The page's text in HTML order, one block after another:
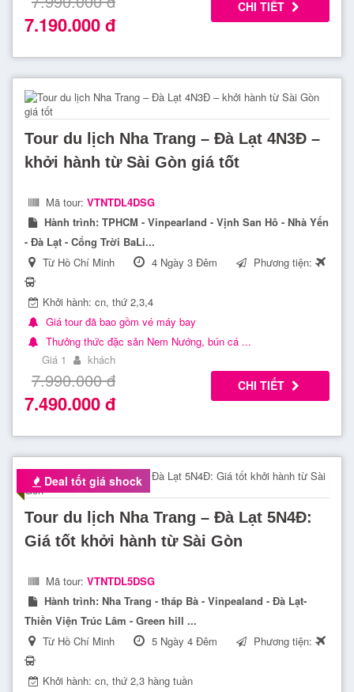
Tour Đà Lạt 3 ngày 2 đêm
– Khám phá thành phố
Tour Đà Lạt 4 ngày 3 đêm– Hành trình sâu hơn đến
những điểm check-in mới lạ như Cầu Gỗ săn mây,
Kombi Land, Đồi cỏ hồng.
Tour Đà Lạt dịp lễ Tết– Trải nghiệm mùa lễ hội
khắp nẻo đường.
Tour Đà Lạt Teambuilding – MICE – Khách đoàn
Dịch vụ tổ chức chuyên nghiệp, kết hợp khám phá,
nghỉ dưỡng và gắn kết tập thể.
7.190.000đ
CHI TIẾT
Tour du lịch Nha Trang – Đà Lạt 4N3Đ –
khởi hành từ Sài Gòn giá tốt
Mã tour: VTNTDL4DSG
Hành trình: TPHCM - Vinpearland - Vịnh San Hô - Nhà Yến
- Đà Lạt - Cổng Trời BaLi...
Từ Hồ Chí Minh
4 Ngày 3 Đêm Phương tiện:
Khởi hành: cn, thứ 2,3,4
Giá tour đã bao gồm vé máy bay
Thưởng thức đặc sản Nem Nướng, bún cá ...
Giá 1
khách
7.990.000đ
7.490.000đ
CHI TIẾT
Deal tốt giá shock
Tour du lịch Nha Trang – Đà Lạt 5N4Đ:
Giá tốt khởi hành từ Sài Gòn
Mã tour: VTNTDL5DSG
Hành trình: Nha Trang - tháp Bà - Vinpealand - Đà Lạt-
Thiền Viện Trúc Lâm - Green hill ...
Từ Hồ Chí Minh
5 Ngày 4 Đêm Phương tiện:
Khởi hành: cn, thứ 2,3 hàng tuần